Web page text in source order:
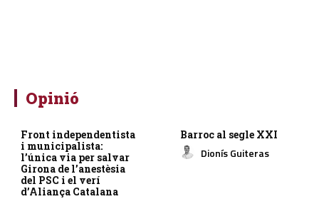
Opinió
Front independentista
i municipalista:
l’única via per salvar
Girona de l’anestèsia
del PSC i el verí
d’Aliança Catalana
Barroc al segle XXI
Dionís Guiteras